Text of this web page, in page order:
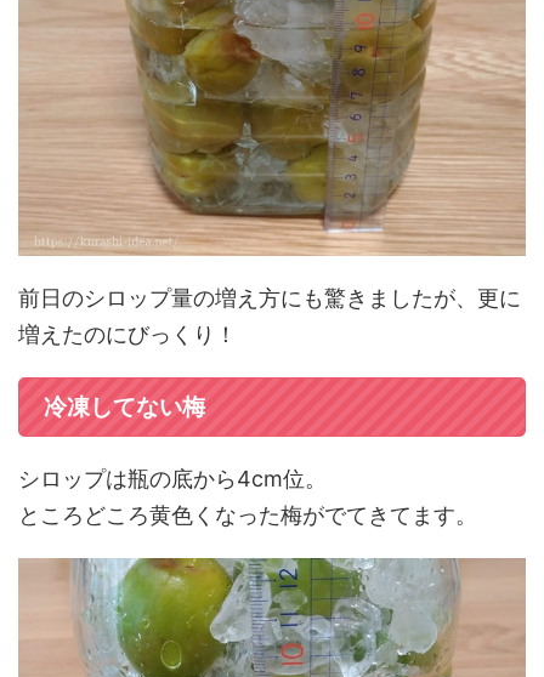
前日のシロップ量の増え方にも驚きましたが、更に
増えたのにびっくり！
冷凍してない梅
シロップは瓶の底から4cm位。
ところどころ黄色くなった梅がでてきてます。